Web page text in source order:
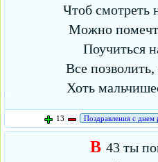
Чтоб смотреть
Можно
Поучиться
Все
Хоть
13
Поздравления с
В 43 ты